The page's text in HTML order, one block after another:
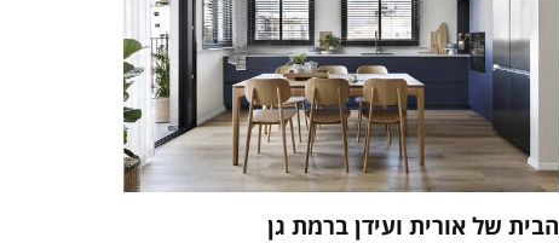
הבית של אורית ועידן ברמת גן